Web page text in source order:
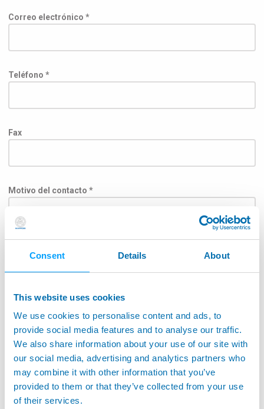
Consent Details About
This website uses cookies
We use cookies to personalise content and ads, to
provide social media features and to analyse our traffic.
We also share information about your use of our site with
our social media, advertising and analytics partners who
may combine it with other information that you’ve
provided to them or that they’ve collected from your use
of their services.
Correo electrónico *
Teléfono *
Fax
Motivo del contacto *
Para entregar el mensaje a la división correspondiente,
seleccione a continuación el campo de aplicación.: *
Aplicación para máquinas herramientas
Máquinas herramienta de seguimiento